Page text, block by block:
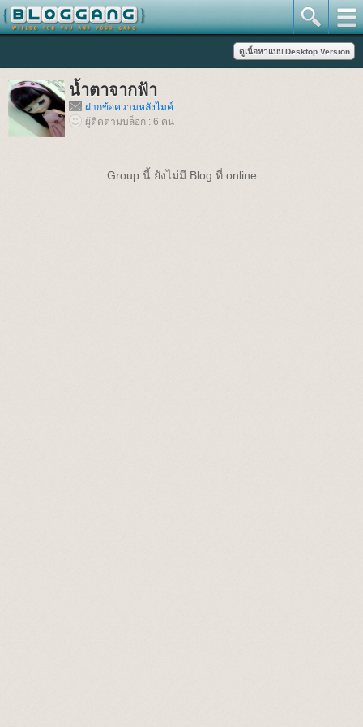
น้ำตาจากฟ้า
ฝากข้อความหลังไมค์
ผู้ติดตามบล็อก : 6 คน
Group นี้ ยังไม่มี Blog ที่ online